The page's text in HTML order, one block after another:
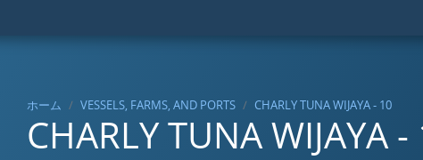
ホーム VESSELS, FARMS, AND PORTS CHARLY TUNA WIJAYA - 10
CHARLY TUNA WIJAYA -